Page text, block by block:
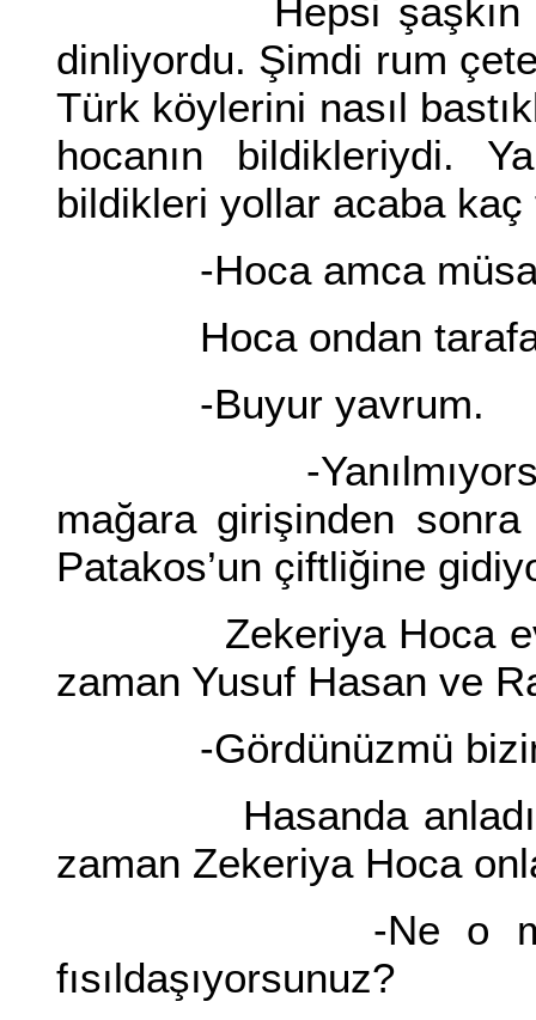
Hepsi şaşkın
dinliyordu. Şimdi rum
Türk köylerini nasıl
hocanın bildikleriydi.
bildikleri yollar acaba kaç
-Hoca amca müsade
Hoca ondan tarafa
-Buyur yavrum.
-Yanılmıyorsam
mağara girişinden
Patakos’un çiftliğine
Zekeriya Hoca evet
zaman Yusuf Hasan ve
-Gördünüzmü bizim
Hasanda anladım
zaman Zekeriya Hoca
-Ne o mal
fısıldaşıyorsunuz?